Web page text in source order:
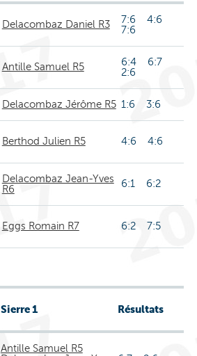
Delacombaz Daniel R3
7:6 4:6
7:6
Antille Samuel R5
6:4 6:7
2:6
Delacombaz Jérôme R5 1:6 3:6
Berthod Julien R5 4:6 4:6
Delacombaz Jean-Yves
R6
6:1 6:2
Eggs Romain R7 6:2 7:5
Sierre 1 Résultats
Antille Samuel R5